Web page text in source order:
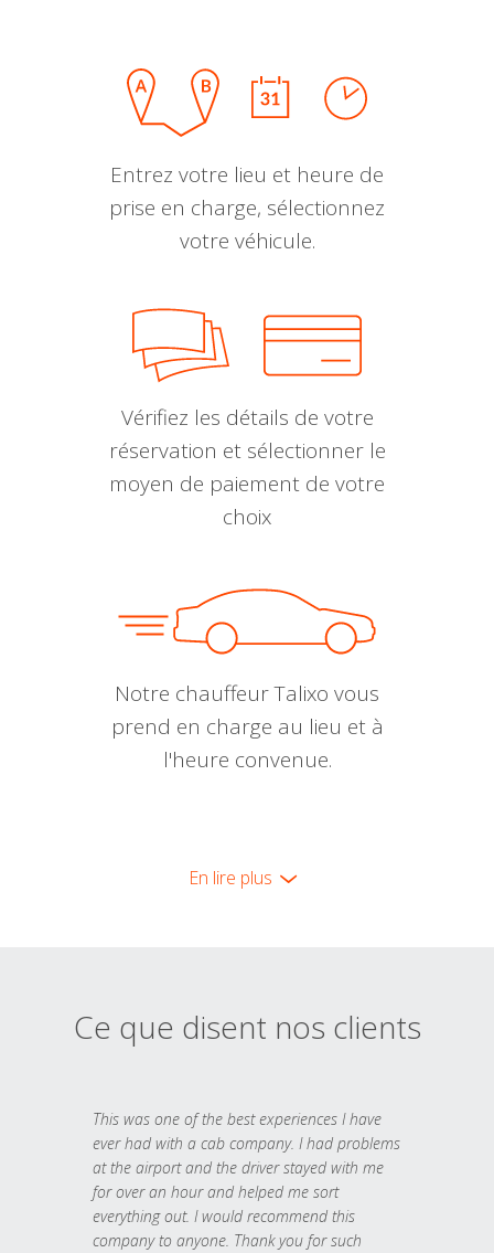
Entrez votre lieu et heure de
prise en charge, sélectionnez
votre véhicule.
Vérifiez les détails de votre
réservation et sélectionner le
moyen de paiement de votre
choix
Notre chauffeur Talixo vous
prend en charge au lieu et à
l'heure convenue.
En lire plus
Ce que disent nos clients
This was one of the best experiences I have
ever had with a cab company. I had problems
at the airport and the driver stayed with me
for over an hour and helped me sort
everything out. I would recommend this
company to anyone. Thank you for such